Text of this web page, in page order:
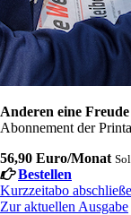
Anderen eine
Abonnement der
56,90 Euro/Monat
Bestellen
Kurzzeitabo
Zur aktuellen Ausgabe